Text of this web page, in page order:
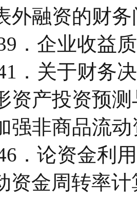
外融资的财
．企业收益
．关于财务
资产投资预
强非商品流
．论资金利
资金周转率